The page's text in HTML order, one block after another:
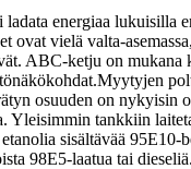
energiaa lukuisilla
ovat vielä valta-
ABC-ketju on mukana
Myytyjen
osuuden on nykyisin
Yleisimmin tankkiin
sisältävää 95E10-
98E5-laatua tai dieseliä.